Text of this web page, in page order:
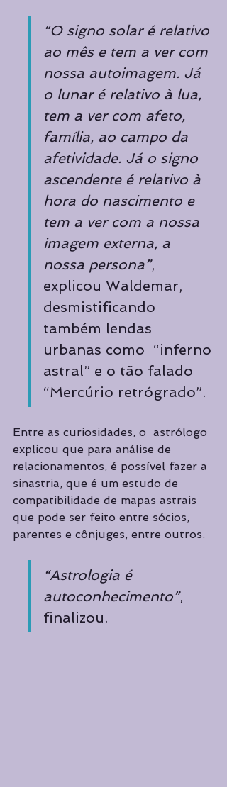
“O signo solar é relativo
ao mês e tem a ver com
nossa autoimagem. Já
o lunar é relativo à lua,
tem a ver com afeto,
família, ao campo da
afetividade. Já o signo
ascendente é relativo à
hora do nascimento e
tem a ver com a nossa
imagem externa, a
nossa persona”,
explicou Waldemar,
desmistificando
também lendas
urbanas como  “inferno
astral” e o tão falado
“Mercúrio retrógrado”.
Entre as curiosidades, o  astrólogo
explicou que para análise de
relacionamentos, é possível fazer a
sinastria, que é um estudo de
compatibilidade de mapas astrais
que pode ser feito entre sócios,
parentes e cônjuges, entre outros.
“Astrologia é
autoconhecimento”,
finalizou.